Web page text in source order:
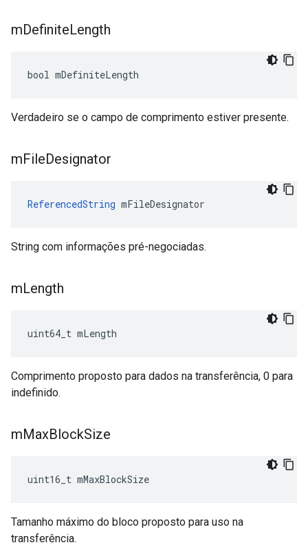
mDefiniteLength
bool mDefiniteLength
Verdadeiro se o campo de comprimento estiver presente.
mFileDesignator
ReferencedString mFileDesignator
String com informações pré-negociadas.
mLength
uint64_t mLength
Comprimento proposto para dados na transferência, 0 para
indefinido.
mMaxBlockSize
uint16_t mMaxBlockSize
Tamanho máximo do bloco proposto para uso na
transferência.